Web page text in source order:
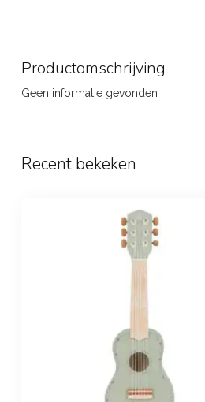
Productomschrijving
Geen informatie gevonden
Recent bekeken